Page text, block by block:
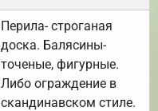
Перила- строганая
доска. Балясины-
точеные, фигурные.
Либо ограждение в
скандинавском стиле.